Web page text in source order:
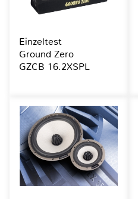
Einzeltest
Ground Zero
GZCB 16.2XSPL